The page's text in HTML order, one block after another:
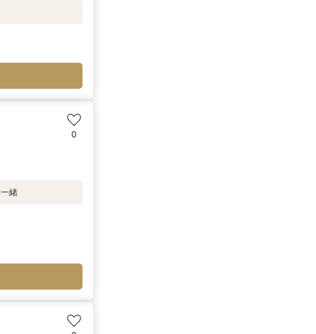
0
緒